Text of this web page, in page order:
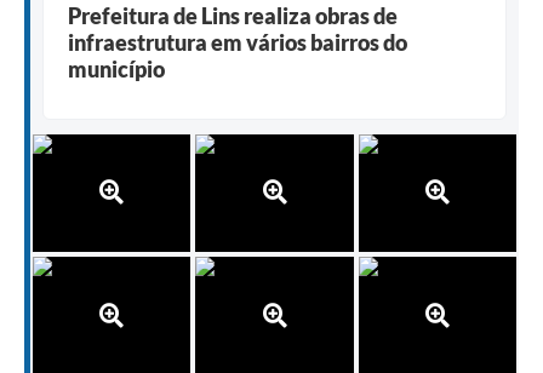
Prefeitura de Lins realiza obras de
infraestrutura em vários bairros do
município